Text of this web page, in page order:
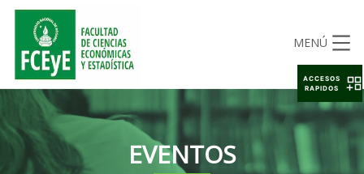
MENÚ
EVENTOS
ACCESOS
RAPIDOS